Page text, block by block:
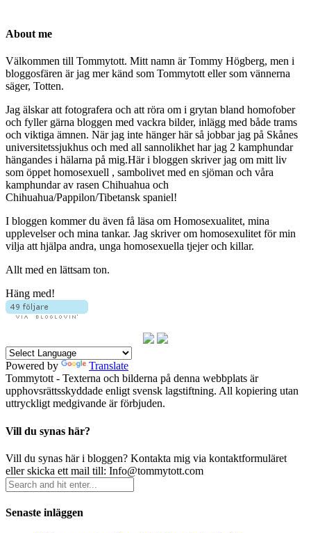
About me
Välkommen till Tommytott. Mitt namn är Tommy Högberg, men i
bloggosfären är jag mer känd som Tommytott eller som vännerna
säger, Totten.
Jag älskar att fotografera och att röra om i grytan bland homofober
och fyller gärna bloggen med vackra bilder, inlägg med både trams
och viktiga ämnen. När jag inte hänger här så jobbar jag på Skånes
universitetssjukhus och med all sannolikhet har jag 2 kamphundar
hängandes i hälarna på mig.Här i bloggen skriver jag om mitt liv
som öppet homosexuell , sambolivet med en sjöman och våra
kamphundar av rasen Chihuahua och
Chihuahua/Pappilon/Tibetansk spaniel!
I bloggen kommer du även få läsa om Homosexualitet, mina
upplevelser och mina tankar. Jag skriver om homosexulitet för min
vilja att hjälpa andra, unga homosexuella tjejer och killar.
Allt med en lättsam ton.
Häng med!
Powered by
Translate
Tommytott - Texterna och bilderna på denna webbplats är
upphovsrättsskyddade enligt svensk lagstiftning. All kopiering utan
uttryckligt medgivande är förbjuden.
Vill du synas här?
Vill du synas här i bloggen? Kontakta mig via kontaktformuläret
eller skicka ett mail till: Info@tommytott.com
Senaste inläggen